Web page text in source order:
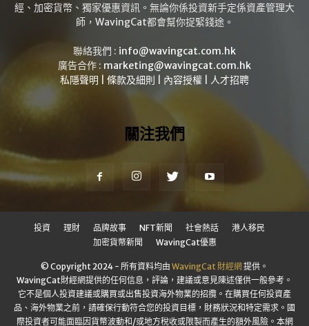
經、加密貨幣、獨家優惠資訊。無論你係投資新手定係資產管理大
師，WavingCat都會幫你捉緊錢途。
聯絡我們 : info@wavingcat.com.hk
廣告合作 : marketing@wavingcat.com.hk
私隱聲明
條款及細則 內容授權 人才招聘
關注我們
投資 理財 品牌故事 NFT新聞 社會熱話
港人移民
加密貨幣新聞
WavingCat優惠
© Copyright 2024 - 所有資料均由 WavingCat 財經網提供。
WavingCat財經網提供的任何信息，評論，建議或意見陳述僅供一般參考。
它不是個人投資建議或購買或出售投資海外物業的招攬。在購買任何投資產
品、海外物業之前，請確保行動符合您的投資目標，財務狀況和特定需求。國
際投資者可能面臨因貨幣波動和/或地方稅收或限製而產生的額外風險。本網